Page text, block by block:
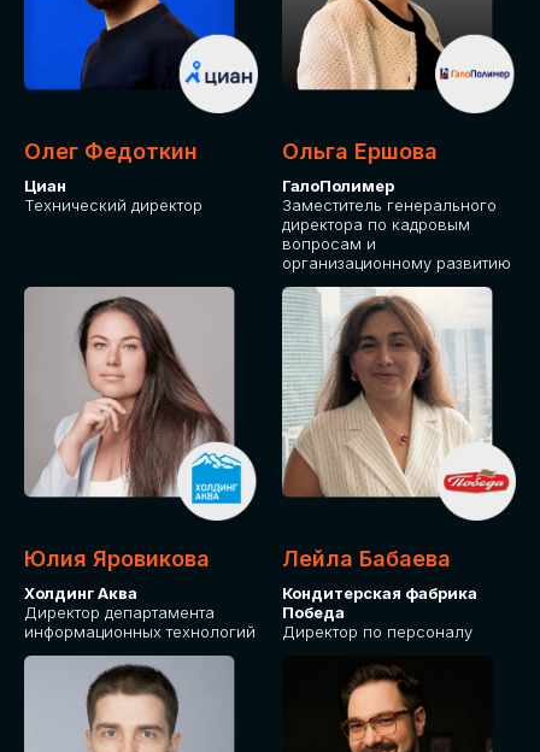
Олег Федоткин
Циан
Технический директор
Ольга Ершова
ГалоПолимер
Заместитель генерального
директора по кадровым
вопросам и
организационному развитию
Юлия Яровикова
Холдинг Аква
Директор департамента
информационных технологий
Лейла Бабаева
Кондитерская фабрика
Победа
Директор по персоналу